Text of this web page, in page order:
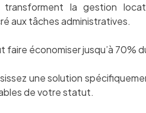
transforment la gestion
aux tâches administratives.
économiser jusqu’à 70%
une solution
de votre statut.